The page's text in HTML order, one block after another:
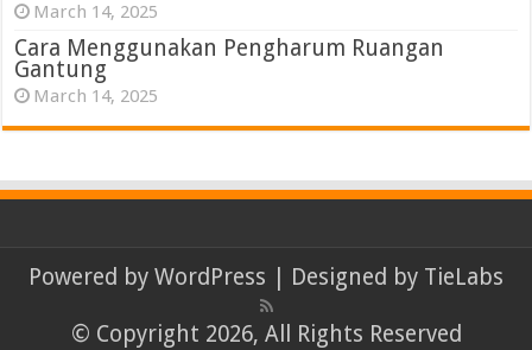
March 14, 2025
Cara Menggunakan Pengharum Ruangan
Gantung
March 14, 2025
Powered by WordPress | Designed by TieLabs
© Copyright 2026, All Rights Reserved